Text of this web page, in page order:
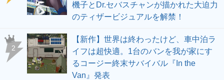
機子とDr.セバスチャンが描かれた大迫力
のティザービジュアルを解禁！
2
【新作】世界は終わったけど、車中泊ラ
イフは超快適。1台のバンを我が家にす
るコージー終末サバイバル『In the
Van』発表